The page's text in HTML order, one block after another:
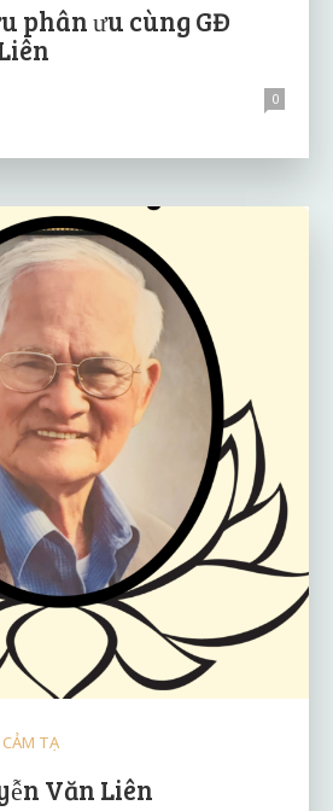
phân ưu cùng GĐ
0
TẠ
Văn Liên